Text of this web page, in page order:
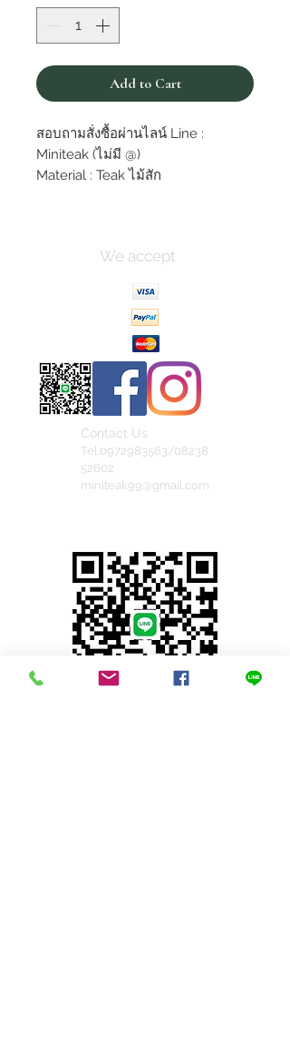
Add to Cart
สอบถามสั่งซื้อผ่านไลน์ Line :
Miniteak (ไม่มี @)
Material : Teak ไม้สัก
We accept
Contact Us
Tel.0972983563/08238
52602
miniteak99@gmail.com